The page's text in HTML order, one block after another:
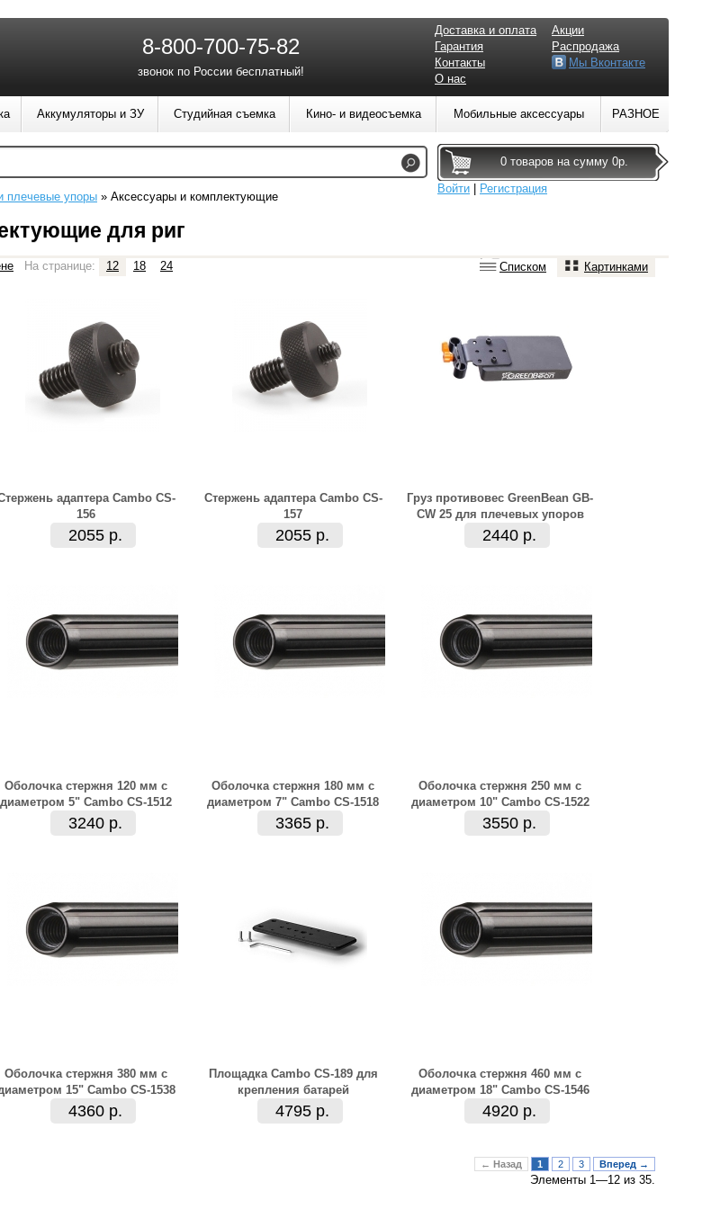
плечевые упоры » Аксессуары и комплектующие
для риг
На странице: 12 18 24 Списком Картинками
адаптера Cambo CS-
156
2055 р.
Стержень адаптера Cambo CS-
157
2055 р.
Груз противовес GreenBean GB-
CW 25 для плечевых упоров
2440 р.
Оболочка стержня 120 мм с
диаметром 5" Cambo CS-1512
3240 р.
Оболочка стержня 180 мм с
диаметром 7" Cambo CS-1518
3365 р.
Оболочка стержня 250 мм с
диаметром 10" Cambo CS-1522
3550 р.
Оболочка стержня 380 мм с
15" Cambo CS-1538
4360 р.
Площадка Cambo CS-189 для
крепления батарей
4795 р.
Оболочка стержня 460 мм с
диаметром 18" Cambo CS-1546
4920 р.
← Назад 1 2 3 Вперед →
Элементы 1—12 из 35.
8-800-700-75-82
звонок по России бесплатный!
Доставка и оплата
Гарантия
Контакты
О нас
Акции
Распродажа
Мы Вконтакте
Аккумуляторы и ЗУ Студийная съемка Кино- и видеосъемка Мобильные аксессуары РАЗНОЕ
0 товаров на сумму 0р.
Войти
Регистрация